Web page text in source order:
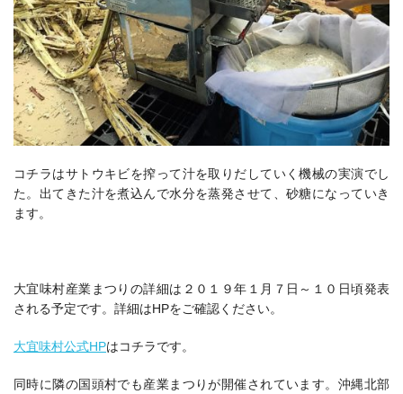
コチラはサトウキビを搾って汁を取りだしていく機械の実演でし
た。出てきた汁を煮込んで水分を蒸発させて、砂糖になっていき
ます。
大宜味村産業まつりの詳細は２０１９年１月７日～１０日頃発表
される予定です。詳細はHPをご確認ください。
大宜味村公式HPはコチラです。
同時に隣の国頭村でも産業まつりが開催されています。沖縄北部